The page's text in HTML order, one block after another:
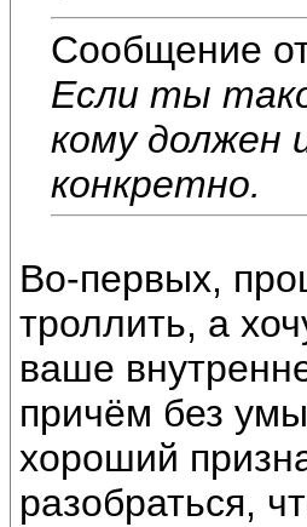
Сообщение
Если ты
кому должен
конкретно.
Во-первых,
троллить, а
ваше
причём без
хороший
разобраться,